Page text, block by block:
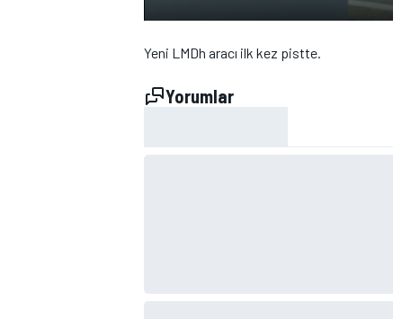
Yeni LMDh aracı ilk kez pistte.
Yorumlar